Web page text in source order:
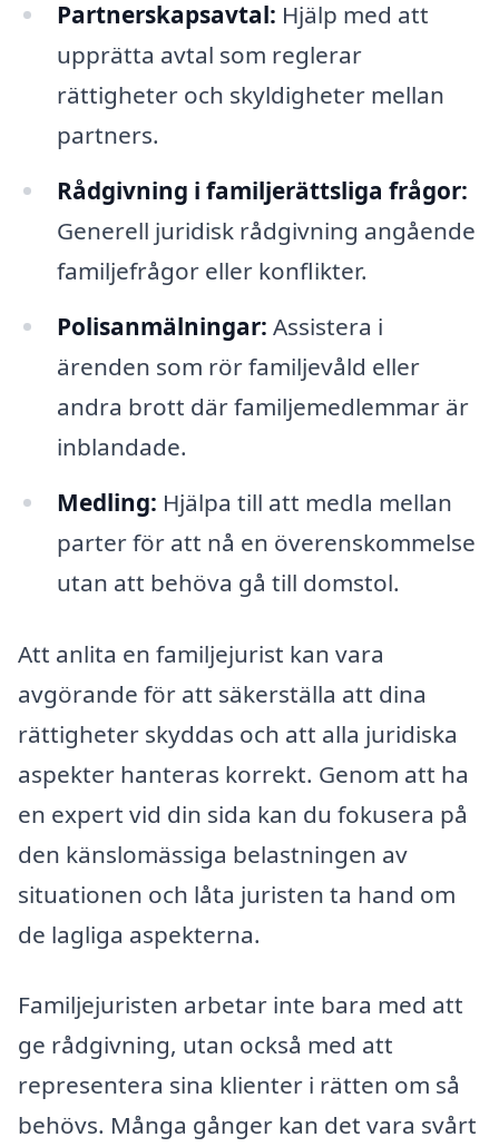
Partnerskapsavtal: Hjälp med att
upprätta avtal som reglerar
rättigheter och skyldigheter mellan
partners.
Rådgivning i familjerättsliga frågor:
Generell juridisk rådgivning angående
familjefrågor eller konflikter.
Polisanmälningar: Assistera i
ärenden som rör familjevåld eller
andra brott där familjemedlemmar är
inblandade.
Medling: Hjälpa till att medla mellan
parter för att nå en överenskommelse
utan att behöva gå till domstol.
Att anlita en familjejurist kan vara
avgörande för att säkerställa att dina
rättigheter skyddas och att alla juridiska
aspekter hanteras korrekt. Genom att ha
en expert vid din sida kan du fokusera på
den känslomässiga belastningen av
situationen och låta juristen ta hand om
de lagliga aspekterna.
Familjejuristen arbetar inte bara med att
ge rådgivning, utan också med att
representera sina klienter i rätten om så
behövs. Många gånger kan det vara svårt